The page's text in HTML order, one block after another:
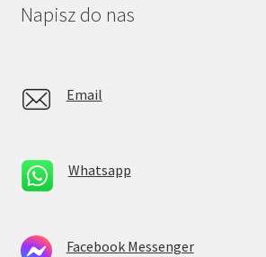
Napisz do nas
Email
Whatsapp
Facebook Messenger